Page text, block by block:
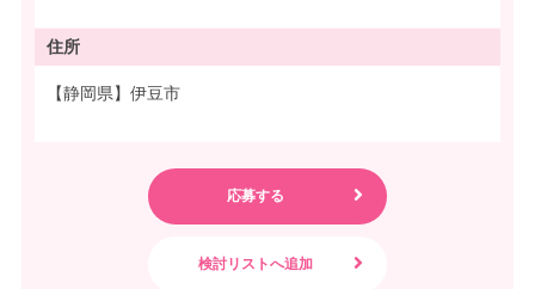
住所
【静岡県】伊豆市